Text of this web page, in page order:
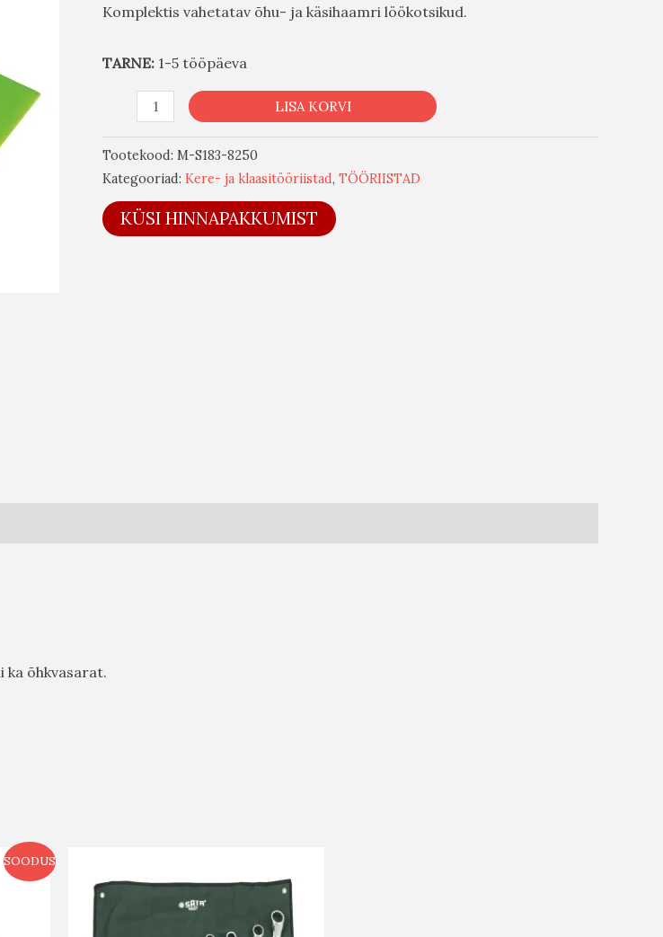
Komplektis vahetatav õhu- ja käsihaamri löökotsikud.
TARNE: 1-5 tööpäeva
LISA KORVI
Tootekood: M-S183-8250
Kategooriad: Kere- ja klaasitööriistad, TÖÖRIISTAD
KÜSI HINNAPAKKUMIST
õhkvasarat.
SOODUS